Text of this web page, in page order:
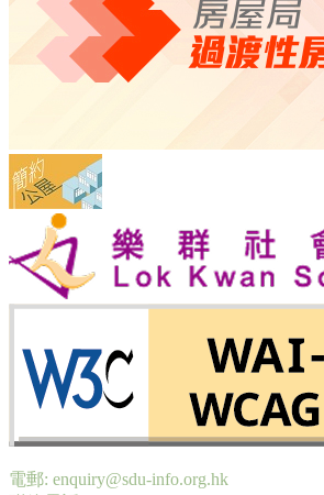
電郵: enquiry@sdu-info.org.hk